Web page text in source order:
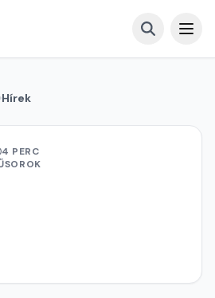
Hírek
4 PERC